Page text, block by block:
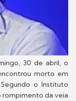
30 de abril, o
morto em
o Instituto
rompimento da veia